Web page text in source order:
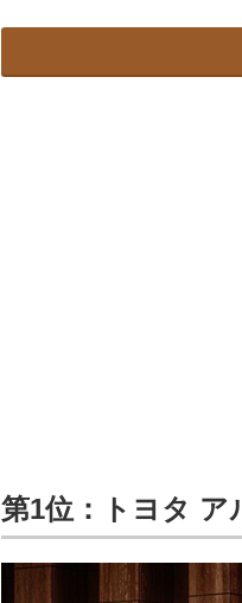
第1位：トヨタ ア